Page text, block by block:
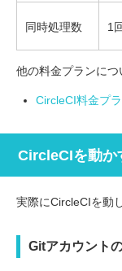
同時処理数 1
他の料金プランにつ
CircleCI料金プ
CircleCIを動か
実際にCircleCIを動
Gitアカウント